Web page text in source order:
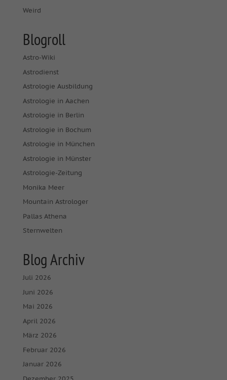
Weird
Blogroll
Astro-Wiki
Astrodienst
Astrologie Ausbildung
Astrologie in Aachen
Astrologie in Berlin
Astrologie in Bochum
Astrologie in München
Astrologie in Münster
Astrologie-Zeitung
Monika Meer
Mountain Astrologer
Pallas Athena
Sternwelten
Blog Archiv
Juli 2026
Juni 2026
Mai 2026
April 2026
März 2026
Februar 2026
Januar 2026